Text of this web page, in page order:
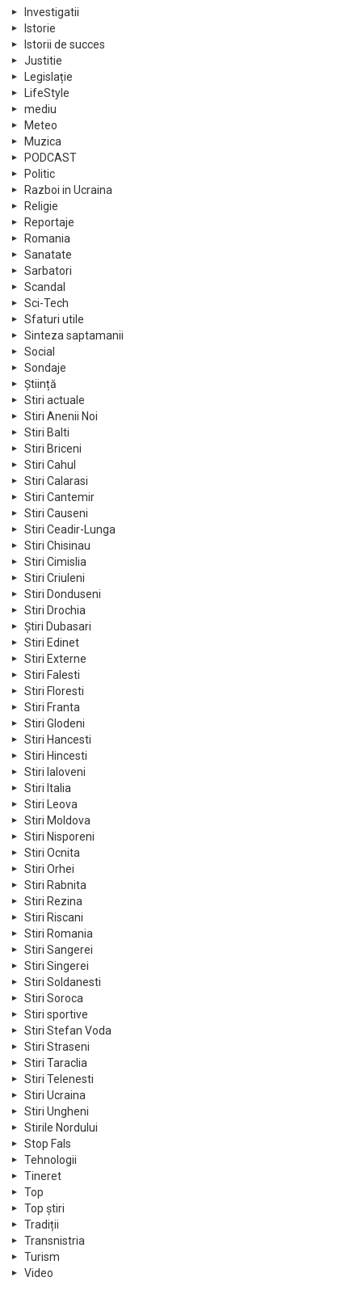
Investigatii
Istorie
Istorii de succes
Justitie
Legislație
LifeStyle
mediu
Meteo
Muzica
PODCAST
Politic
Razboi in Ucraina
Religie
Reportaje
Romania
Sanatate
Sarbatori
Scandal
Sci-Tech
Sfaturi utile
Sinteza saptamanii
Social
Sondaje
Știință
Stiri actuale
Stiri Anenii Noi
Stiri Balti
Stiri Briceni
Stiri Cahul
Stiri Calarasi
Stiri Cantemir
Stiri Causeni
Stiri Ceadir-Lunga
Stiri Chisinau
Stiri Cimislia
Stiri Criuleni
Stiri Donduseni
Stiri Drochia
Știri Dubasari
Stiri Edinet
Stiri Externe
Stiri Falesti
Stiri Floresti
Stiri Franta
Stiri Glodeni
Stiri Hancesti
Stiri Hincesti
Stiri Ialoveni
Stiri Italia
Stiri Leova
Stiri Moldova
Stiri Nisporeni
Stiri Ocnita
Stiri Orhei
Stiri Rabnita
Stiri Rezina
Stiri Riscani
Stiri Romania
Stiri Sangerei
Stiri Singerei
Stiri Soldanesti
Stiri Soroca
Stiri sportive
Stiri Stefan Voda
Stiri Straseni
Stiri Taraclia
Stiri Telenesti
Stiri Ucraina
Stiri Ungheni
Stirile Nordului
Stop Fals
Tehnologii
Tineret
Top
Top știri
Tradiții
Transnistria
Turism
Video